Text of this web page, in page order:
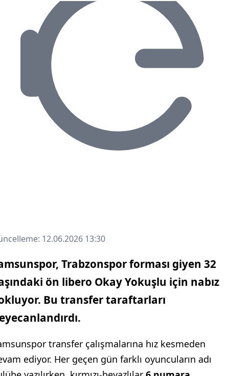
12.06.2026 13:30
Trabzonspor forması giyen 32
ön libero Okay Yokuşlu için nabız
Bu transfer taraftarları
transfer çalışmalarına hız kesmeden
ediyor. Her geçen gün farklı oyuncuların adı